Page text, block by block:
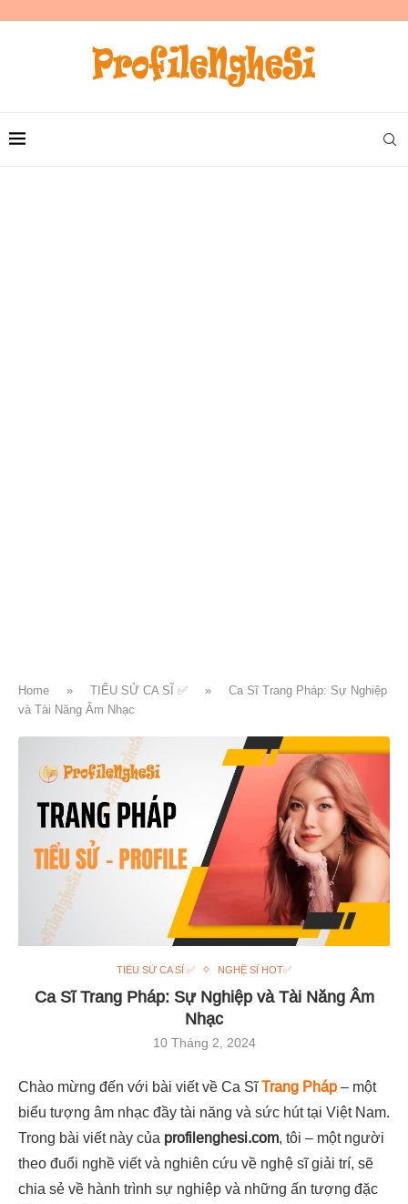
Home » TIỂU SỬ CA SĨ ✅ »
Ca Sĩ Trang Pháp: Sự Nghiệp
và Tài Năng Âm Nhạc
TIỂU SỬ CA SĨ ✅ NGHỆ SĨ HOT✅
Ca Sĩ Trang Pháp: Sự Nghiệp và Tài Năng Âm
Nhạc
10 Tháng 2, 2024
Chào mừng đến với bài viết về Ca SĩTrang Pháp – một
biểu tượng âm nhạc đầy tài năng và sức hút tại Việt Nam.
Trong bài viết này của profilenghesi.com , tôi – một người
theo đuổi nghề viết và nghiên cứu về nghệ sĩ giải trí, sẽ
chia sẻ về hành trình sự nghiệp và những ấn tượng đặc